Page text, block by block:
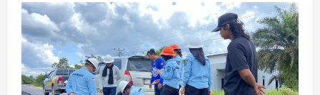
Logos
Pangkalan
Bun
Buat
Kecewa
Pelanggan
Ada
Apa
???